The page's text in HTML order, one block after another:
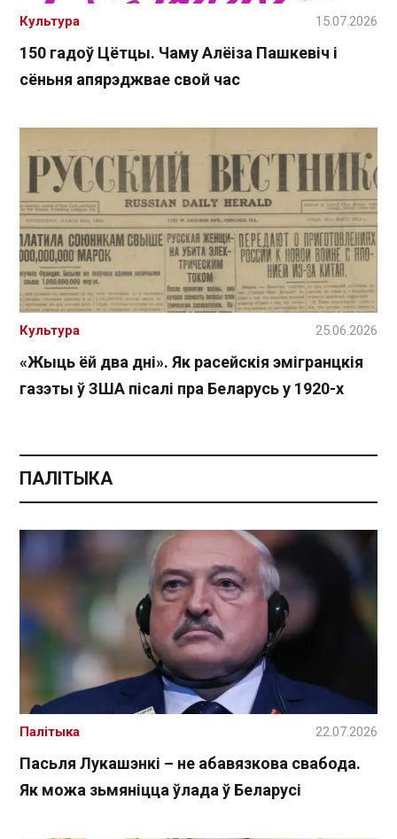
150 гадоў Цётцы. Чаму Алёіза Пашкевіч і
сёньня апярэджвае свой час
Культура 15.07.2026
«Жыць ёй два дні». Як расейскія эмігранцкія
газэты ў ЗША пісалі пра Беларусь у 1920-х
Культура 25.06.2026
ПАЛІТЫКА
Пасьля Лукашэнкі – не абавязкова свабода.
Як можа зьмяніцца ўлада ў Беларусі
Палітыка 22.07.2026